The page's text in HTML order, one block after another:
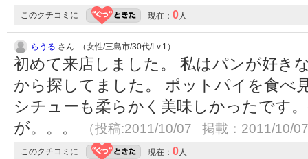
このクチコミに 現在： 0 人
らうる さん （女性/三島市/30代/Lv.1）
初めて来店しました。 私はパンが好き
から探してました。 ポットパイを食べ
シチューも柔らかく美味しかったです
が。。。
（投稿:2011/10/07 掲載：2011/10/
このクチコミに 現在： 0 人